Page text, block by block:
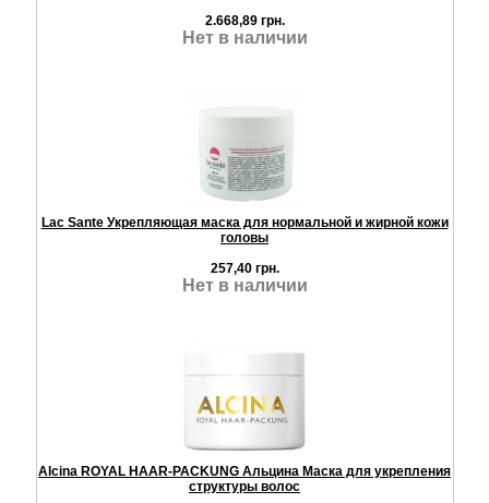
2.668,89 грн.
Нет в наличии
Lac Sante Укрепляющая маска для нормальной и жирной кожи
головы
257,40 грн.
Нет в наличии
Alcina ROYAL HAAR-PACKUNG Альцина Маска для укрепления
структуры волос